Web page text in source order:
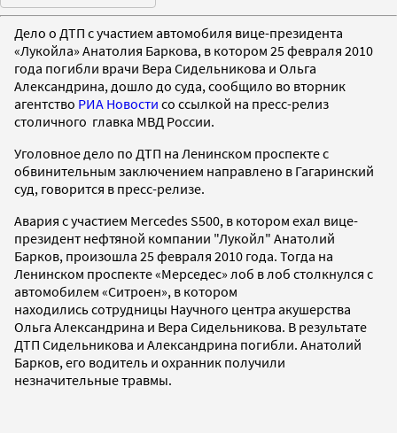
Дело о ДТП с участием автомобиля вице-президента
«Лукойла» Анатолия Баркова, в котором 25 февраля 2010
года погибли врачи Вера Сидельникова и Ольга
Александрина, дошло до суда, сообщило во вторник
агентство РИА Новости со ссылкой на пресс-релиз
столичного главка МВД России.
Уголовное дело по ДТП на Ленинском проспекте с
обвинительным заключением направлено в Гагаринский
суд, говорится в пресс-релизе.
Авария с участием Mercedes S500, в котором ехал вице-
президент нефтяной компании "Лукойл" Анатолий
Барков, произошла 25 февраля 2010 года. Тогда на
Ленинском проспекте «Мерседес» лоб в лоб столкнулся с
автомобилем «Ситроен», в котором
находились сотрудницы Научного центра акушерства
Ольга Александрина и Вера Сидельникова. В результате
ДТП Сидельникова и Александрина погибли. Анатолий
Барков, его водитель и охранник получили
незначительные травмы.